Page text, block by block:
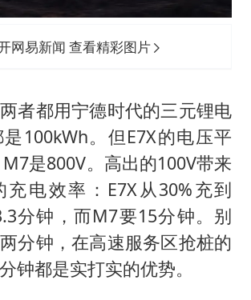
网易新闻 查看精彩图片
者都用宁德时代的三元锂电
100kWh。但E7X的电压平
是800V。高出的100V带来
充电效率：E7X从30%充到
分钟，而M7要15分钟。别
分钟，在高速服务区抢桩的
钟都是实打实的优势。